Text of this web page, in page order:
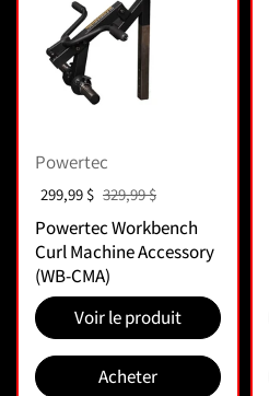
Powertec
Prix soldé :
299,99 $ Prix normal :
329,99 $
Powertec Workbench
Curl Machine Accessory
(WB-CMA)
Voir le produit
Acheter